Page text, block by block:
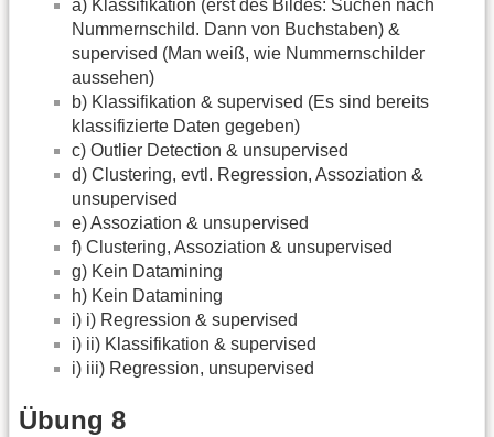
a) Klassifikation (erst des Bildes: Suchen nach
Nummernschild. Dann von Buchstaben) &
supervised (Man weiß, wie Nummernschilder
aussehen)
b) Klassifikation & supervised (Es sind bereits
klassifizierte Daten gegeben)
c) Outlier Detection & unsupervised
d) Clustering, evtl. Regression, Assoziation &
unsupervised
e) Assoziation & unsupervised
f) Clustering, Assoziation & unsupervised
g) Kein Datamining
h) Kein Datamining
i) i) Regression & supervised
i) ii) Klassifikation & supervised
i) iii) Regression, unsupervised
Übung 8